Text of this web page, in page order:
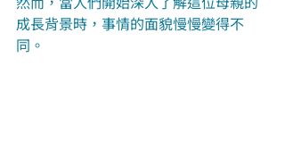
成長背景時，事情的面貌慢慢變得不
同。